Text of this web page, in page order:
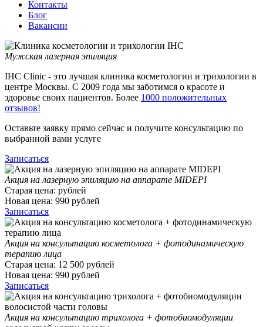
Контакты
Блог
Вакансии
Мужская лазерная эпиляция
IHC Clinic - это лучшая клиника косметологии и трихологии в
центре Москвы. С 2009 года мы заботимся о красоте и
здоровье своих пациентов. Более 1000 положительных
отзывов!
Оставьте заявку прямо сейчас и получите консультацию по
выбранной вами услуге
Записаться
Акция на лазерную эпиляцию на аппарате MIDEPI
Старая цена: рублей
Новая цена: 990 рублей
Записаться
Акция на консультацию косметолога + фотодинамическую
терапию лица
Старая цена: 12 500 рублей
Новая цена: 990 рублей
Записаться
Акция на консультацию трихолога + фотобиомодуляции